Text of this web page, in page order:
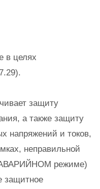
в целях
защиту
а также защиту
напряжений и токов,
неправильной
АВАРИЙНОМ режиме)
защитное